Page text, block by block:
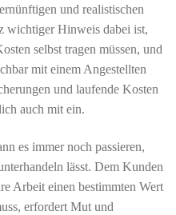
und realistischen
wichtiger Hinweis dabei ist,
selbst tragen müssen, und
mit einem Angestellten
und laufende Kosten
auch mit ein.
es immer noch passieren,
lässt. Dem Kunden
Arbeit einen bestimmten Wert
erfordert Mut und